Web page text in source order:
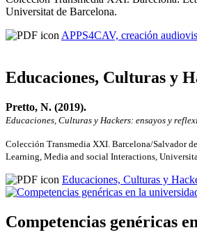
Universitat de Barcelona.
APPS4CAV, creación
Educaciones, Culturas y
Pretto, N. (2019).
Educaciones, Culturas y Hackers: ensayos y
Colección Transmedia XXI. Barcelona/Salvador
Learning, Media and social Interactions,
Educaciones, Culturas y
Competencias genéricas